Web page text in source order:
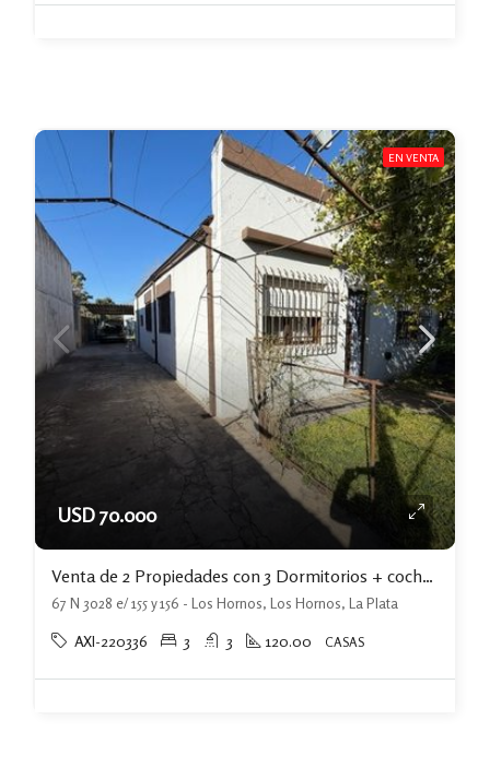
EN VENTA
USD 70.000
Venta de 2 Propiedades con 3 Dormitorios + cochera+ jardin Los Hornos
67 N 3028 e/ 155 y 156 - Los Hornos, Los Hornos, La Plata
AXI-220336 3 3 120.00 CASAS